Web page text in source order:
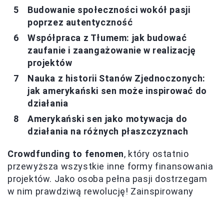
Budowanie społeczności wokół pasji
poprzez autentyczność
Współpraca z Tłumem: jak budować
zaufanie i zaangażowanie w realizację
projektów
Nauka z historii Stanów Zjednoczonych:
jak amerykański sen może inspirować do
działania
Amerykański sen jako motywacja do
działania na różnych płaszczyznach
Crowdfunding to fenomen, który ostatnio
przewyższa wszystkie inne formy finansowania
projektów. Jako osoba pełna pasji dostrzegam
w nim prawdziwą rewolucję! Zainspirowany